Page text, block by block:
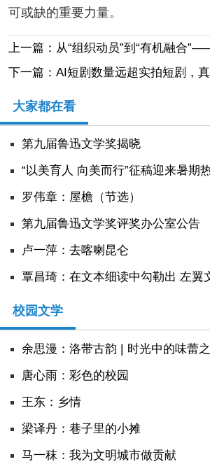
可或缺的重要力量。
上一篇：从“组织动员”到“有机融合
下一篇：AI短剧数量远超实拍短剧，
大家都在看
第九届鲁迅文学奖揭晓
“以美育人 向美而行”征稿迎来暑期
罗伟章：屋檐（节选）
第九届鲁迅文学奖评奖办公室公告
卢一萍：去喀喇昆仑
覃昌琦：在文本细读中勾勒出 左翼
校园文学
余思漫：洛带古韵 | 时光中的味蕾
唐心雨：彩色的校园
王东：乡情
​梁译丹：巷子里的小摊
马一秣：我为文明城市做贡献